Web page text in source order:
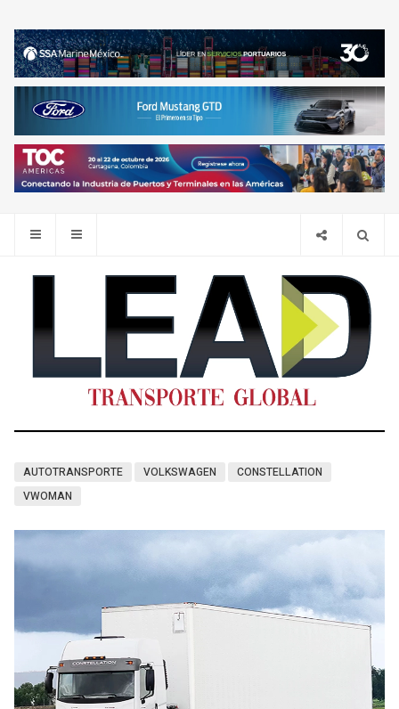
AUTOTRANSPORTE VOLKSWAGEN
CONSTELLATION
VWOMAN